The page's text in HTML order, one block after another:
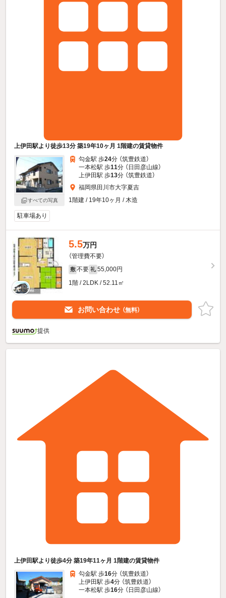
上伊田駅より徒歩13分 築19年10ヶ月 1階建の賃貸物件
すべての写真
勾金駅 歩24分 （筑豊鉄道）
一本松駅 歩11分 （日田彦山線）
上伊田駅 歩13分 （筑豊鉄道）
福岡県田川市大字夏吉
1階建 / 19年10ヶ月 / 木造
駐車場あり
5.5万円
（管理費不要）
敷 不要 礼 55,000円
1階 / 2LDK / 52.11㎡
お問い合わせ （無料）
提供
上伊田駅より徒歩4分 築19年11ヶ月 1階建の賃貸物件
勾金駅 歩16分 （筑豊鉄道）
上伊田駅 歩4分 （筑豊鉄道）
一本松駅 歩16分 （日田彦山線）